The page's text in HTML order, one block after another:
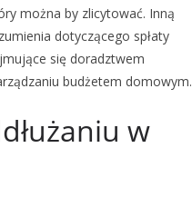
można by zlicytować. Inną
dotyczącego spłaty
się doradztwem
budżetem domowym.
w